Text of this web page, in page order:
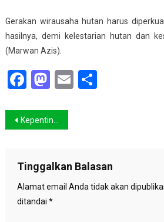
Gerakan wirausaha hutan harus
hasilnya, demi kelestarian hutan dan
(Marwan Azis).
Facebook
Mastodon
EmailShare
Navigasi
Kepentingan Swasta Inflitrasi KTT G20
Tinggalkan Balasan
Alamat email Anda tidak akan
ditandai *